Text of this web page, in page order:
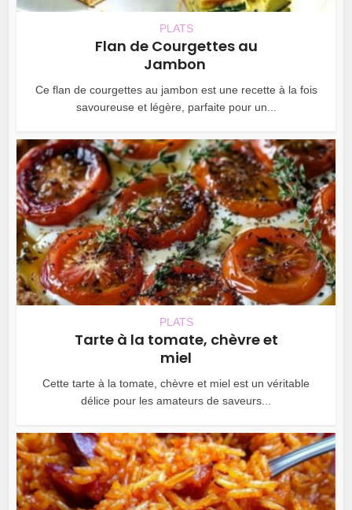
PLATS
Flan de Courgettes au
Jambon
Ce flan de courgettes au jambon est une recette à la fois
savoureuse et légère, parfaite pour un...
PLATS
Tarte à la tomate, chèvre et
miel
Cette tarte à la tomate, chèvre et miel est un véritable
délice pour les amateurs de saveurs...